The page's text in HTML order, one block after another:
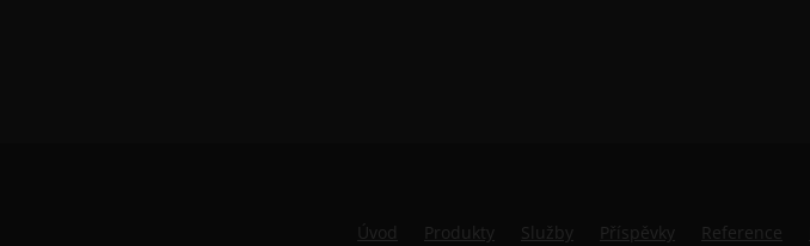
Úvod Produkty Služby Příspěvky Reference